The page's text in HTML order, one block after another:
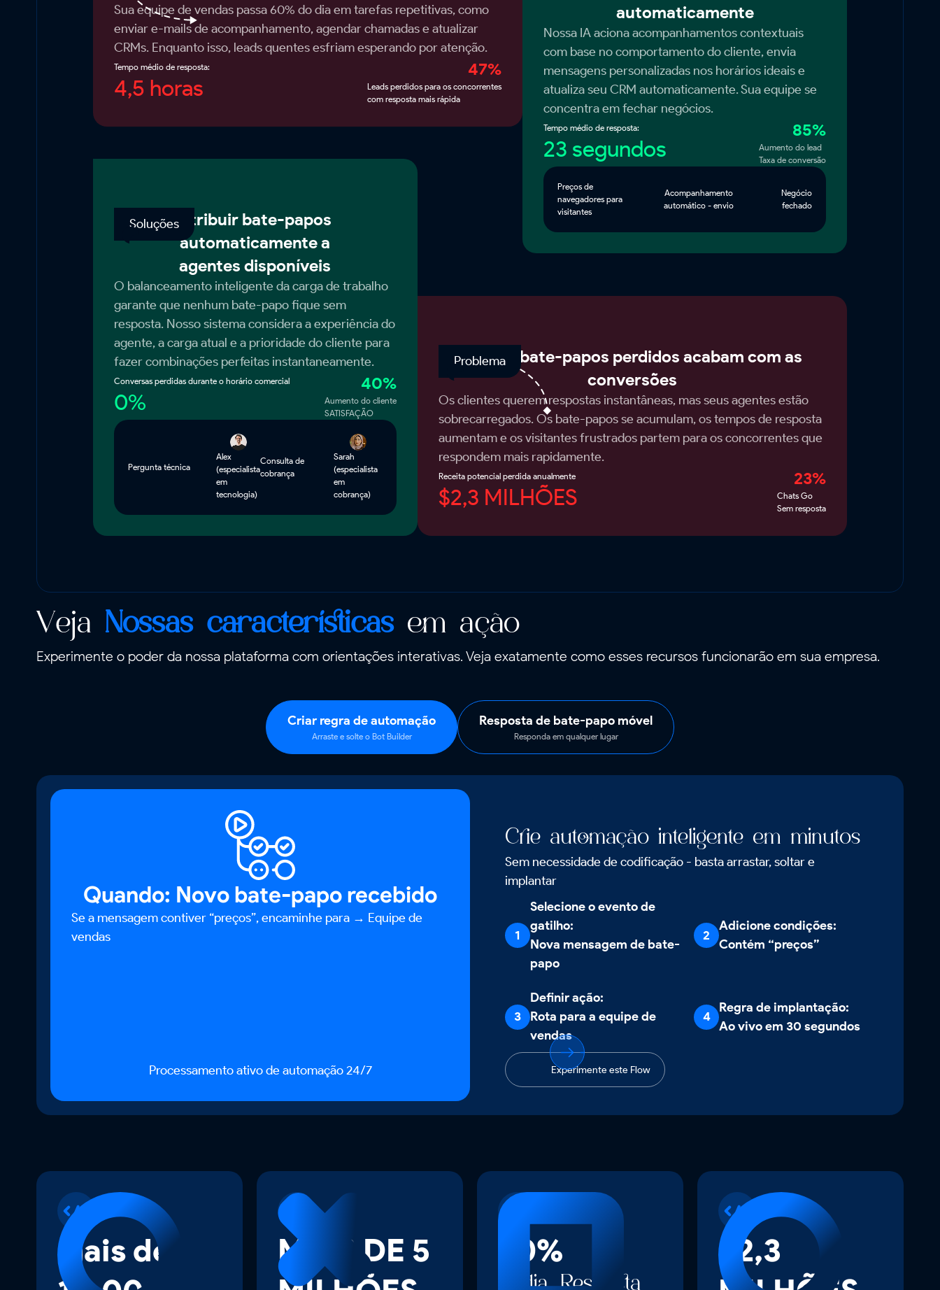
Sua equipe de vendas passa 60% do dia em tarefas repetitivas, como
enviar e-mails de acompanhamento, agendar chamadas e atualizar
CRMs. Enquanto isso, leads quentes esfriam esperando por atenção.
Tempo médio de resposta:
4,5 horas
47%
Leads perdidos para os concorrentes
com resposta mais rápida
automaticamente
Nossa IA aciona acompanhamentos contextuais
com base no comportamento do cliente, envia
mensagens personalizadas nos horários ideais e
atualiza seu CRM automaticamente. Sua equipe se
concentra em fechar negócios.
Tempo médio de resposta:
23 segundos
85%
Aumento do lead
Taxa de conversão
Preços de
navegadores para
visitantes
Acompanhamento
automático - envio
Negócio
fechado
Atribuir bate-papos
automaticamente a
agentes disponíveis
O balanceamento inteligente da carga de trabalho
garante que nenhum bate-papo fique sem
resposta. Nosso sistema considera a experiência do
agente, a carga atual e a prioridade do cliente para
fazer combinações perfeitas instantaneamente.
Conversas perdidas durante o horário comercial
0%
40%
Aumento do cliente
SATISFAÇÃO
Pergunta técnica
Alex
(especialista
em
tecnologia)
Consulta de
cobrança
Sarah
(especialista
em
cobrança)
Soluções
Muitos bate-papos perdidos acabam com as
conversões
Os clientes querem respostas instantâneas, mas seus agentes estão
sobrecarregados. Os bate-papos se acumulam, os tempos de resposta
aumentam e os visitantes frustrados partem para os concorrentes que
respondem mais rapidamente.
Receita potencial perdida anualmente
$2,3 MILHÕES
23%
Chats Go
Sem resposta
Problema
Veja Nossas característicasem ação
Experimente o poder da nossa plataforma com orientações interativas. Veja exatamente como esses recursos funcionarão em sua empresa.
Criar regra de automação
Arraste e solte o Bot Builder
Resposta de bate-papo móvel
Responda em qualquer lugar
Quando: Novo bate-papo recebido
Se a mensagem contiver “preços”, encaminhe para → Equipe de
vendas
Processamento ativo de automação 24/7
Crie automação inteligente em minutos
Sem necessidade de codificação - basta arrastar, soltar e
implantar
1
Selecione o evento de
gatilho:
Nova mensagem de bate-
papo
2
Adicione condições:
Contém “preços”
3
Definir ação:
Rota para a equipe de
vendas
4
Regra de implantação:
Ao vivo em 30 segundos
Experimente este Flow
Mais de
MAIS DE 5
70%
Média. Resposta
$2,3